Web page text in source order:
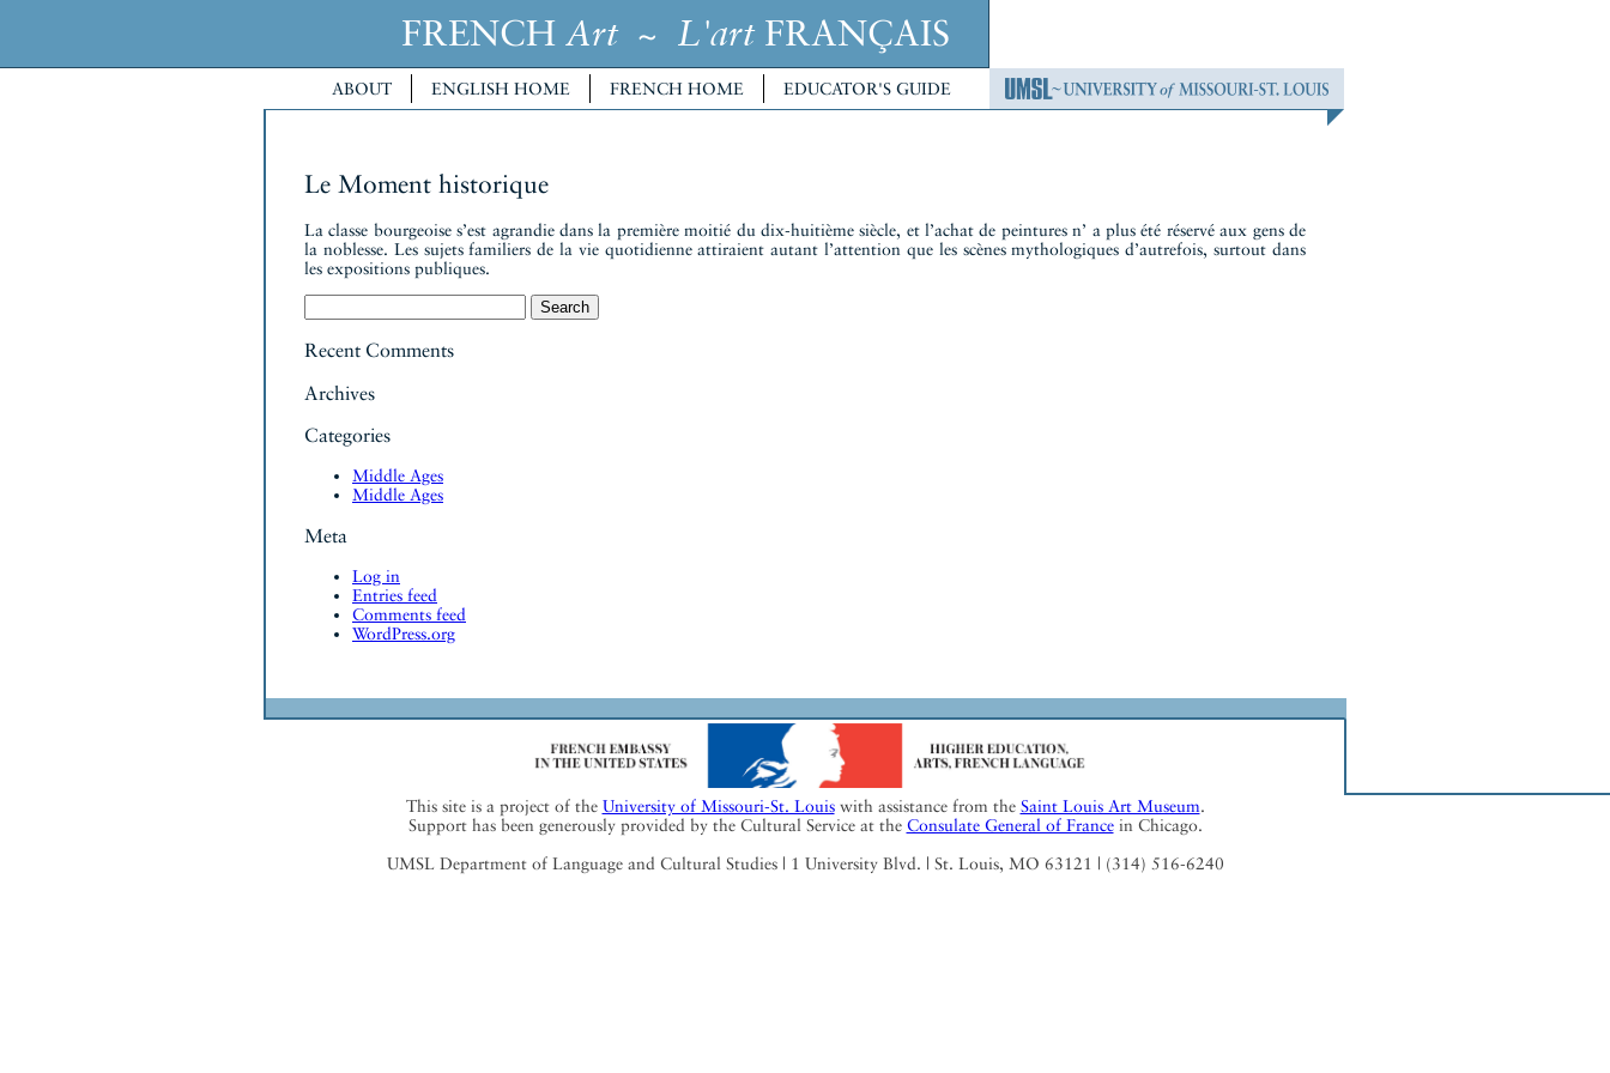
FRENCH Art~ L'artFRANÇAIS
ABOUT ENGLISH HOME FRENCH HOME EDUCATOR'S GUIDE
Le Moment historique
La classe bourgeoise s’est agrandie dans la première moitié du dix-huitième siècle, et l’achat de peintures n’ a plus été réservé aux gens de
la noblesse. Les sujets familiers de la vie quotidienne attiraient autant l’attention que les scènes mythologiques d’autrefois, surtout dans
les expositions publiques.
for:
Recent Comments
Archives
Categories
Middle Ages
Middle Ages
Meta
Log in
Entries feed
Comments feed
WordPress.org
This site is a project of the University of Missouri-St. Louiswith assistance from the Saint Louis Art Museum.
Support has been generously provided by the Cultural Service at the Consulate General of Francein Chicago.
UMSL Department of Language and Cultural Studies | 1 University Blvd. | St. Louis, MO 63121 | (314) 516-6240